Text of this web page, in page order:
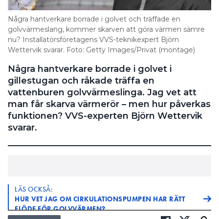
Några hantverkare borrade i golvet och träffade en
golvvärmeslang, kommer skarven att göra värmen sämre
nu? Installatörsföretagens VVS-teknikexpert Björn
Wettervik svarar. Foto: Getty Images/Privat (montage)
Några hantverkare borrade i golvet i
gillestugan och råkade träffa en
vattenburen golvvärmeslinga. Jag vet att
man får skarva värmerör – men hur påverkas
funktionen? VVS-experten Björn Wettervik
svarar.
LÄS OCKSÅ:
HUR VET JAG OM CIRKULATIONSPUMPEN HAR RÄTT
FLÖDE FÖR GOLVVÄRMEN?